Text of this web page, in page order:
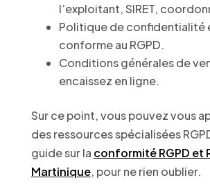
l’exploitant, SIRET,
Politique de confidentialité
conforme au RGPD.
Conditions générales de
encaissez en ligne.
Sur ce point, vous pouvez vous
des ressources spécialisées
guide sur la conformité RGPD et
Martinique, pour ne rien oublier.